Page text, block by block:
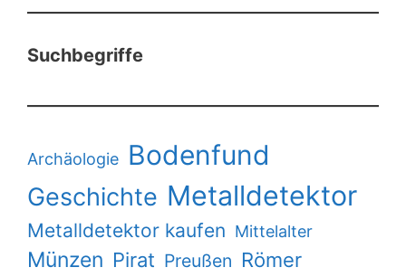
Suchbegriffe
Archäologie Bodenfund
Geschichte Metalldetektor
Metalldetektor kaufen Mittelalter
Münzen Pirat Preußen Römer